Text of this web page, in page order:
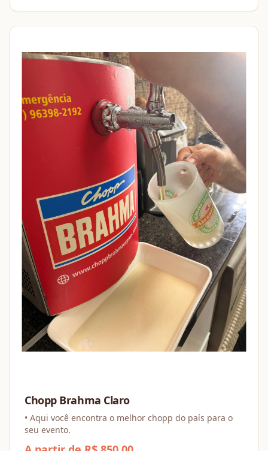
Chopp Brahma Claro
• Aqui você encontra o melhor chopp do país para o
seu evento.